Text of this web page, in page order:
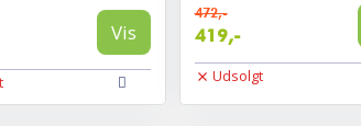
Vis
472,-
419,-
Udsolgt